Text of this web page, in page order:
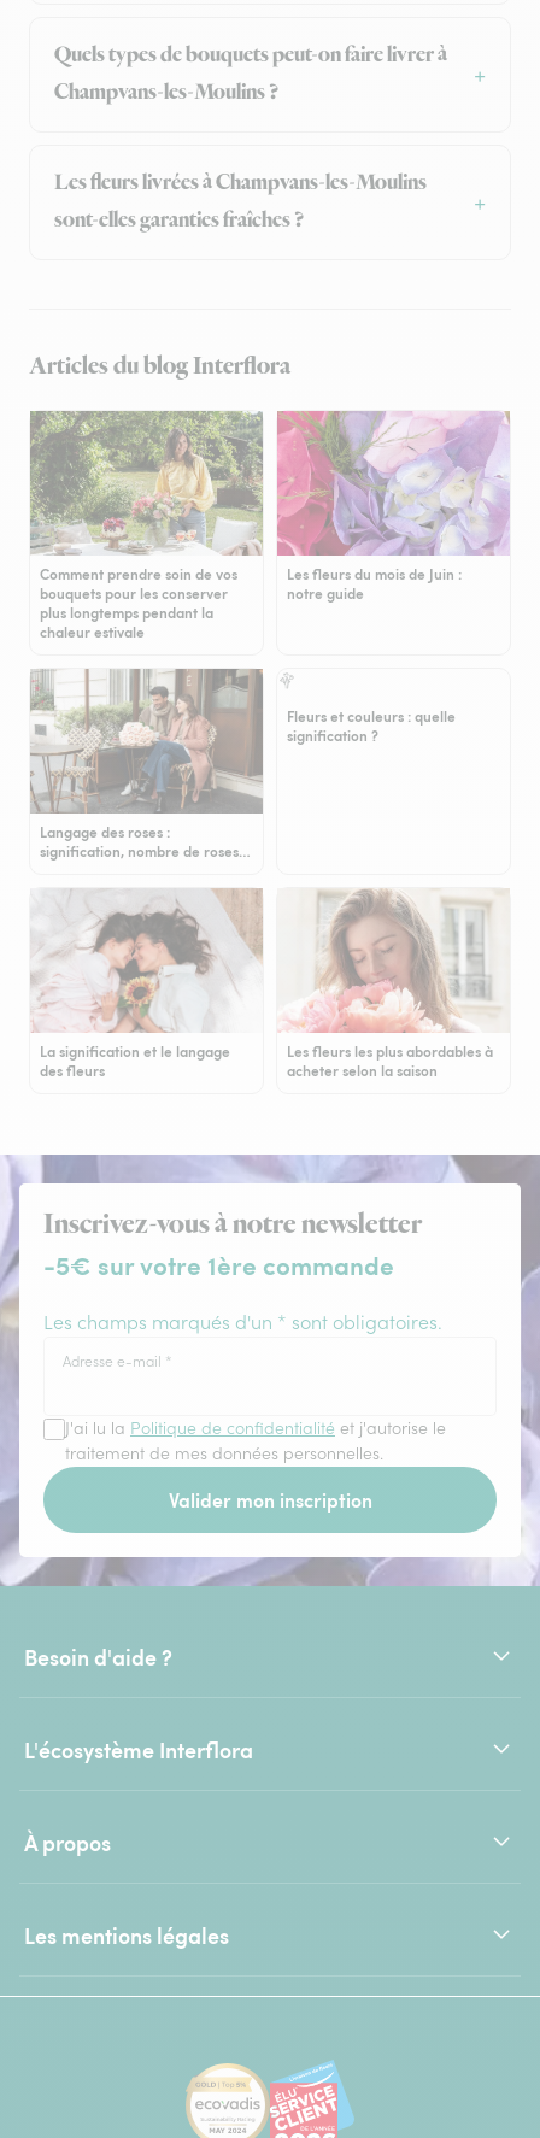
Quels types de bouquets peut-on faire livrer à
Champvans-les-Moulins ?
Les fleurs livrées à Champvans-les-Moulins
sont-elles garanties fraîches ?
Articles du blog Interflora
Comment prendre soin de vos
bouquets pour les conserver
plus longtemps pendant la
chaleur estivale
Les fleurs du mois de Juin :
notre guide
Langage des roses :
signification, nombre de roses…
Fleurs et couleurs : quelle
signification ?
La signification et le langage
des fleurs
Les fleurs les plus abordables à
acheter selon la saison
Inscrivez-vous à notre newsletter
-5€ sur votre 1ère commande
Les champs marqués d'un * sont obligatoires.
Adresse e-mail *
J'ai lu la Politique de confidentialité et j'autorise le
traitement de mes données personnelles.
Valider mon inscription
Besoin d'aide ?
L'écosystème Interflora
À propos
Les mentions légales